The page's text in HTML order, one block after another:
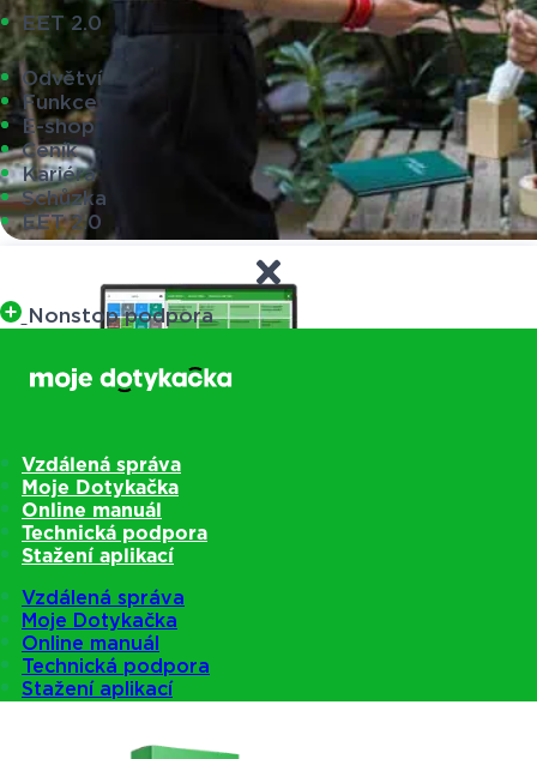
EET 2.0
Odvětví
Funkce
E-shop
Ceník
Kariéra
Schůzka
EET 2.0
Nonstop podpora
Vzdálená správa
Moje Dotykačka
Online manuál
Technická podpora
Stažení aplikací
Vzdálená správa
Moje Dotykačka
Online manuál
Technická podpora
Stažení aplikací
Nabídka pokladen